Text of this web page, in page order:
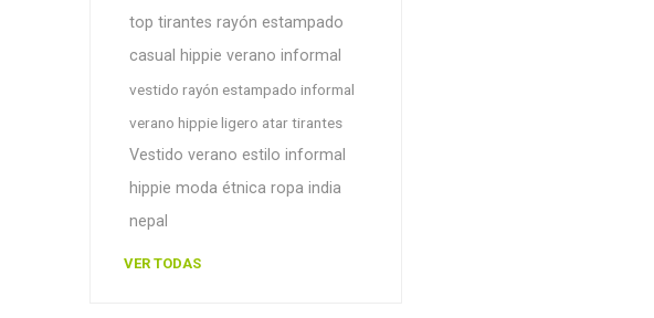
top tirantes rayón estampado
casual hippie verano informal
vestido rayón estampado informal
verano hippie ligero atar tirantes
Vestido verano estilo informal
hippie moda étnica ropa india
nepal
VER TODAS